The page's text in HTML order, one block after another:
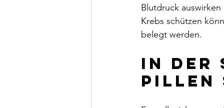
Blutdruck
Krebs schützen
belegt werden.
In der
Pillen